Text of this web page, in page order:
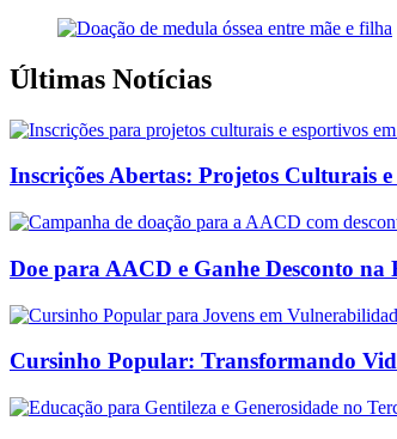
Últimas Notícias
Inscrições Abertas: Projetos Culturais
Doe para AACD e Ganhe Desconto na
Cursinho Popular: Transformando